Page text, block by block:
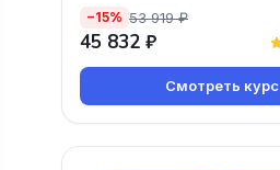
−15% 53 919 ₽
45 832 ₽
Смотреть курс